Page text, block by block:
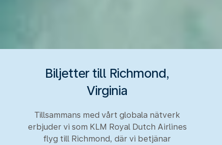
Biljetter till Richmond,
Virginia
Tillsammans med vårt globala nätverk
erbjuder vi som KLM Royal Dutch Airlines
flyg till Richmond, där vi betjänar